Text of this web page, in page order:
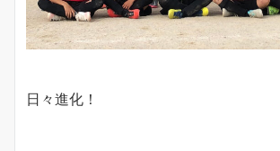
日々進化！